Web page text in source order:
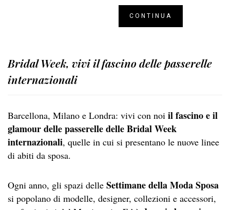
CONTINUA
Bridal Week, vivi il fascino delle passerelle
internazionali
Barcellona, Milano e Londra: vivi con noi il fascino e il
glamour delle passerelle delle Bridal Week
internazionali, quelle in cui si presentano le nuove linee
di abiti da sposa.
Ogni anno, gli spazi delle Settimane della Moda Sposa
si popolano di modelle, designer, collezioni e accessori,